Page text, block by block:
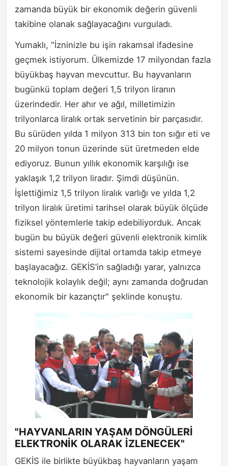
zamanda büyük bir ekonomik değerin güvenli
takibine olanak sağlayacağını vurguladı.
Yumaklı, "İzninizle bu işin rakamsal ifadesine
geçmek istiyorum. Ülkemizde 17 milyondan fazla
büyükbaş hayvan mevcuttur. Bu hayvanların
bugünkü toplam değeri 1,5 trilyon liranın
üzerindedir. Her ahır ve ağıl, milletimizin
trilyonlarca liralık ortak servetinin bir parçasıdır.
Bu sürüden yılda 1 milyon 313 bin ton sığır eti ve
20 milyon tonun üzerinde süt üretmeden elde
ediyoruz. Bunun yıllık ekonomik karşılığı ise
yaklaşık 1,2 trilyon liradır. Şimdi düşünün.
İşlettiğimiz 1,5 trilyon liralık varlığı ve yılda 1,2
trilyon liralık üretimi tarihsel olarak büyük ölçüde
fiziksel yöntemlerle takip edebiliyorduk. Ancak
bugün bu büyük değeri güvenli elektronik kimlik
sistemi sayesinde dijital ortamda takip etmeye
başlayacağız. GEKİS’in sağladığı yarar, yalnızca
teknolojik kolaylık değil; aynı zamanda doğrudan
ekonomik bir kazançtır" şeklinde konuştu.
"HAYVANLARIN YAŞAM DÖNGÜLERİ
ELEKTRONİK OLARAK İZLENECEK"
GEKİS ile birlikte büyükbaş hayvanların yaşam